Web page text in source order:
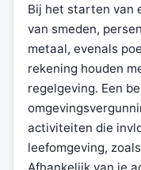
Bij het starten van
van smeden,
metaal, evenals
rekening houden
regelgeving. Een
activiteiten die
leefomgeving,